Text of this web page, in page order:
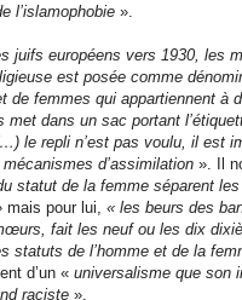
l’islamophobie ».
juifs européens vers 1930, les
est posée comme
de femmes qui appartiennent
met dans un sac portant
le repli n’est pas voulu, il est
d’assimilation ». Il
statut de la femme séparent
mais pour lui, « les beurs des
fait les neuf ou les dix
statuts de l’homme et de la
d’un « universalisme que son
raciste ».